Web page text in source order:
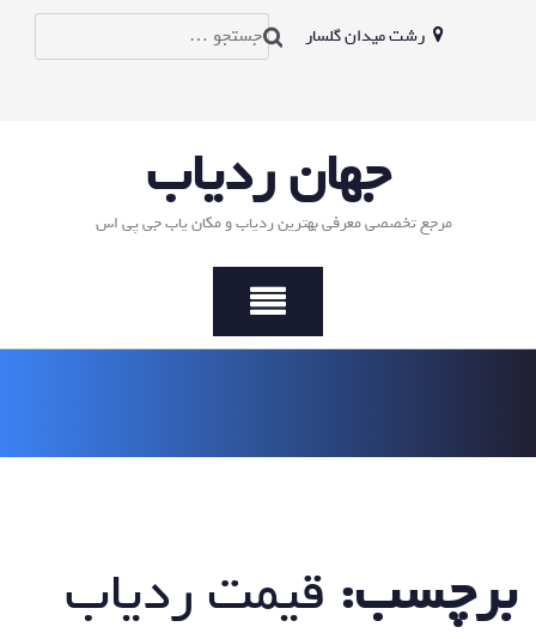
رشت میدان گلسار
جستجو
جهان ردیاب
مرجع تخصصی معرفی بهترین ردیاب و مکان یاب جی پی اس
برچسب: قیمت ردیاب